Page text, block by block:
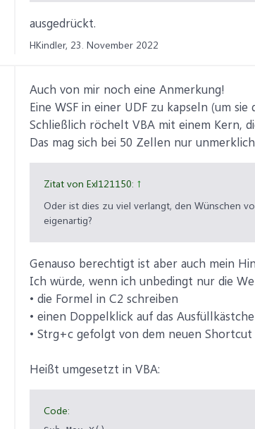
ausgedrückt.
HKindler, 23. November 2022
Auch von mir noch eine Anmerkung!
Eine WSF in einer UDF zu kapseln (um
Schließlich röchelt VBA mit einem Kern,
Das mag sich bei 50 Zellen nur
Zitat von Exl121150: ↑
Oder ist dies zu viel verlangt, den Wünschen
eigenartig?
Genauso berechtigt ist aber auch mein
Ich würde, wenn ich unbedingt nur die
• die Formel in C2 schreiben
• einen Doppelklick auf das
• Strg+c gefolgt von dem neuen
Heißt umgesetzt in VBA:
Code: